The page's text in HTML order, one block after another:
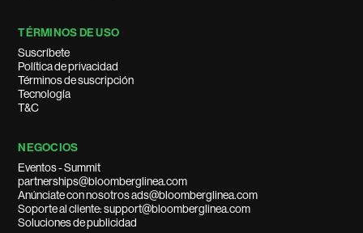
TÉRMINOS DE USO
Suscríbete
Política de privacidad
Términos de suscripción
Tecnología
T&C
NEGOCIOS
Eventos - Summit
partnerships@bloomberglinea.com
Anúnciate con nosotros ads@bloomberglinea.com
Soporte al cliente: support@bloomberglinea.com
Soluciones de publicidad